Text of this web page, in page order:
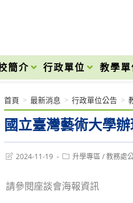
簡介 行政單位 教學
國立臺灣藝術大學
首頁 > 最新消息 > 行政單位公告 >
Post2024-11-19
Post升學專區 / 教務處
請參閱座談會海報資訊